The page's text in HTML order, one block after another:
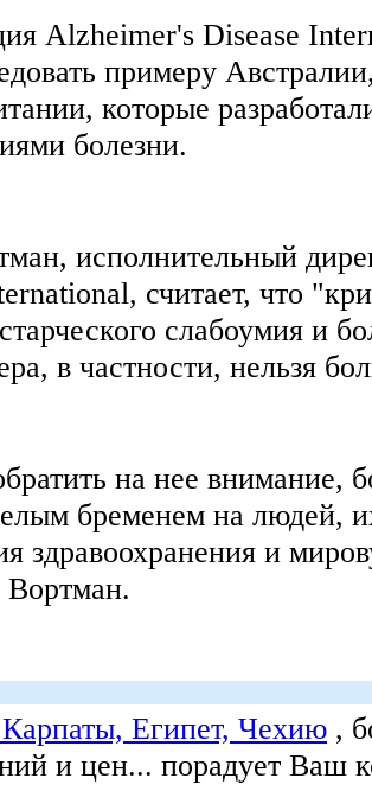
Alzheimer's Disease
примеру
которые
болезни.
исполнительный
считает, что
слабоумия и
в частности, нельзя
на нее внимание,
бременем на людей,
здравоохранения и
Вортман.
Египет, Чехию ,
и цен... порадует Ваш